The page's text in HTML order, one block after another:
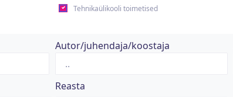
Tehnikaülikooli toimetised
Autor/juhendaja/koostaja
Reasta